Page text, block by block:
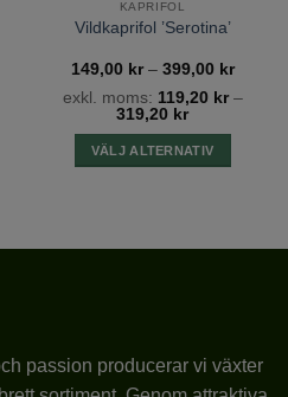
KAPRIFOL
LONICERA
ACUMINATA
VIT / KRÄMVIT
VI-X
KAPRIFOL
Vildkaprifol ’Serotina’
149,00 kr – 399,00 kr
till
exkl. moms: 119,20 kr–
319,20 kr
VÄLJ ALTERNATIV
har
alternativen
passion producerar vi växter